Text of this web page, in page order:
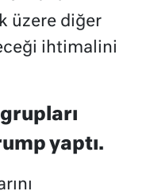
üzere diğer
ihtimalini
yaptı.